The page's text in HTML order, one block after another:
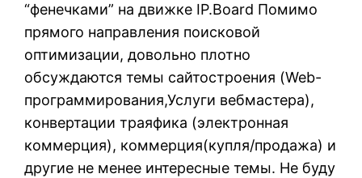
“фенечками” на движке IP.Board Помимо
прямого направления поисковой
оптимизации, довольно плотно
обсуждаются темы сайтостроения (Web-
программирования,Услуги вебмастера),
конвертации траяфика (электронная
коммерция), коммерция(купля/продажа) и
другие не менее интересные темы. Не буду